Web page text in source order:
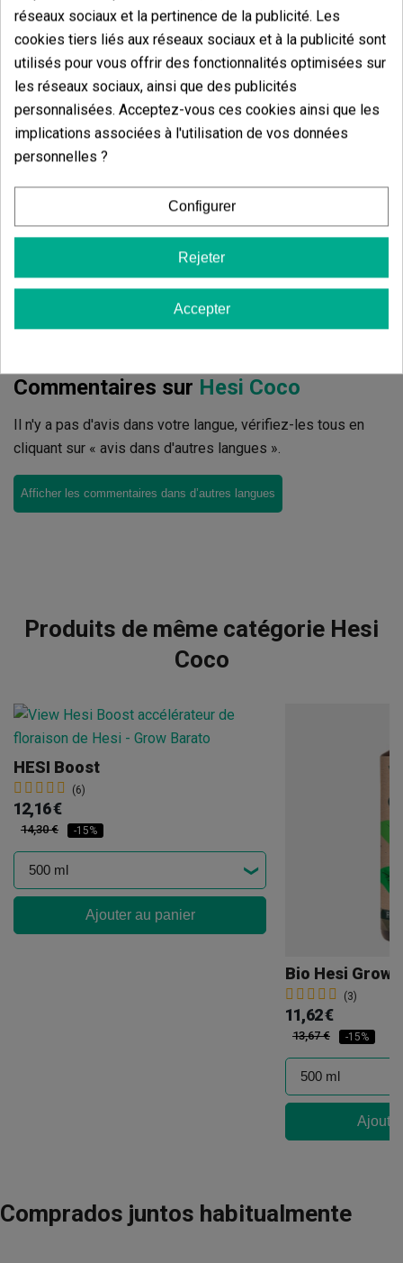
Avis des clients
5 étoiles
77.78%
4 étoiles
3 étoiles
0.00%
2 étoiles
0.00%
1 étoiles
Écrivez votre commentaire
Commentaires sur Hesi Coco
Il n'y a pas d'avis dans votre langue, vérifiez-les tous en
cliquant sur « avis dans d'autres langues ».
Afficher les commentaires dans d’autres langues
Produits de même catégorie Hesi
Coco
HESI Boost
(6)
12,16 €
14,30 € -15%
Ajouter au panier
Bio Hesi Grow
(3)
11,62 €
13,67 € -15%
Comprados juntos habitualmente
réseaux sociaux et la pertinence de la publicité. Les
cookies tiers liés aux réseaux sociaux et à la publicité sont
utilisés pour vous offrir des fonctionnalités optimisées sur
les réseaux sociaux, ainsi que des publicités
personnalisées. Acceptez-vous ces cookies ainsi que les
implications associées à l'utilisation de vos données
personnelles ?
Configurer
Rejeter
Accepter